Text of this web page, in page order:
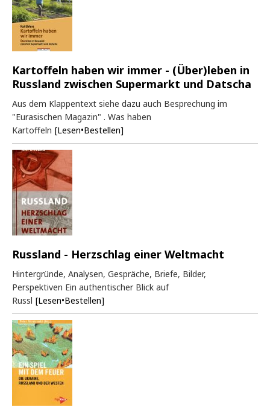
Kartoffeln haben wir immer - (Über)leben in
Russland zwischen Supermarkt und Datscha
Aus dem Klappentext siehe dazu auch Besprechung im
"Eurasischen Magazin" . Was haben
Kartoffeln [Lesen•Bestellen]
Russland - Herzschlag einer Weltmacht
Hintergründe, Analysen, Gespräche, Briefe, Bilder,
Perspektiven Ein authentischer Blick auf
Russl [Lesen•Bestellen]